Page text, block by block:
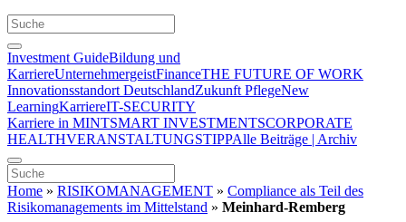
Investment GuideBildung und
KarriereUnternehmergeistFinanceTHE FUTURE OF WORK
Innovationsstandort DeutschlandZukunft PflegeNew
LearningKarriereIT-SECURITY
Karriere in MINTSMART INVESTMENTSCORPORATE
HEALTHVERANSTALTUNGSTIPPAlle Beiträge | Archiv
Home » RISIKOMANAGEMENT » Compliance als Teil des
Risikomanagements im Mittelstand » Meinhard-Remberg